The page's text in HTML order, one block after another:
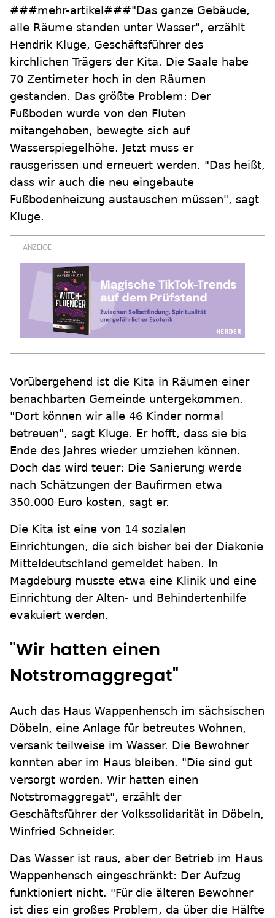
###mehr-artikel###"Das ganze Gebäude,
alle Räume standen unter Wasser", erzählt
Hendrik Kluge, Geschäftsführer des
kirchlichen Trägers der Kita. Die Saale habe
70 Zentimeter hoch in den Räumen
gestanden. Das größte Problem: Der
Fußboden wurde von den Fluten
mitangehoben, bewegte sich auf
Wasserspiegelhöhe. Jetzt muss er
rausgerissen und erneuert werden. "Das heißt,
dass wir auch die neu eingebaute
Fußbodenheizung austauschen müssen", sagt
Kluge.
Vorübergehend ist die Kita in Räumen einer
benachbarten Gemeinde untergekommen.
"Dort können wir alle 46 Kinder normal
betreuen", sagt Kluge. Er hofft, dass sie bis
Ende des Jahres wieder umziehen können.
Doch das wird teuer: Die Sanierung werde
nach Schätzungen der Baufirmen etwa
350.000 Euro kosten, sagt er.
Die Kita ist eine von 14 sozialen
Einrichtungen, die sich bisher bei der Diakonie
Mitteldeutschland gemeldet haben. In
Magdeburg musste etwa eine Klinik und eine
Einrichtung der Alten- und Behindertenhilfe
evakuiert werden.
"Wir hatten einen
Notstromaggregat"
Auch das Haus Wappenhensch im sächsischen
Döbeln, eine Anlage für betreutes Wohnen,
versank teilweise im Wasser. Die Bewohner
konnten aber im Haus bleiben. "Die sind gut
versorgt worden. Wir hatten einen
Notstromaggregat", erzählt der
Geschäftsführer der Volkssolidarität in Döbeln,
Winfried Schneider.
Das Wasser ist raus, aber der Betrieb im Haus
Wappenhensch eingeschränkt: Der Aufzug
funktioniert nicht. "Für die älteren Bewohner
ist dies ein großes Problem, da über die Hälfte